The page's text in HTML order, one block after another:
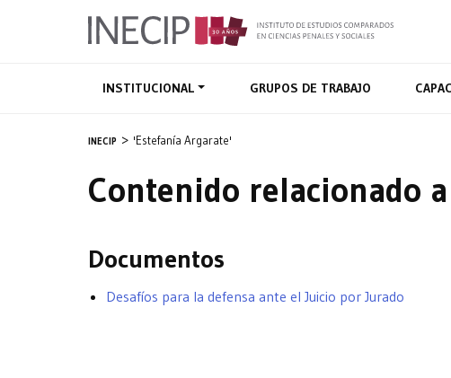
INSTITUCIONAL GRUPOS DE TRABAJO
INECIP 'Estefanía Argarate'
Contenido relacionado
Documentos
Desafíos para la defensa ante el Juicio por Jurado